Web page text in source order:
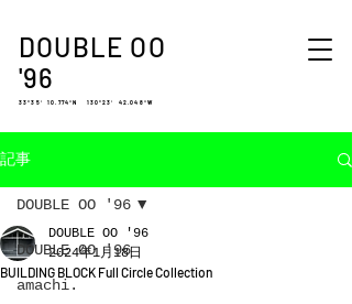
DOUBLE OO
'96
33°35′ 10.774″N 130°23′ 42.048″W
記事
DOUBLE OO '96
amachi.
DOUBLE OO '96
BUILDING BLOCK Full Circle Collection
DOUBLE OO '96
2024年1月18日